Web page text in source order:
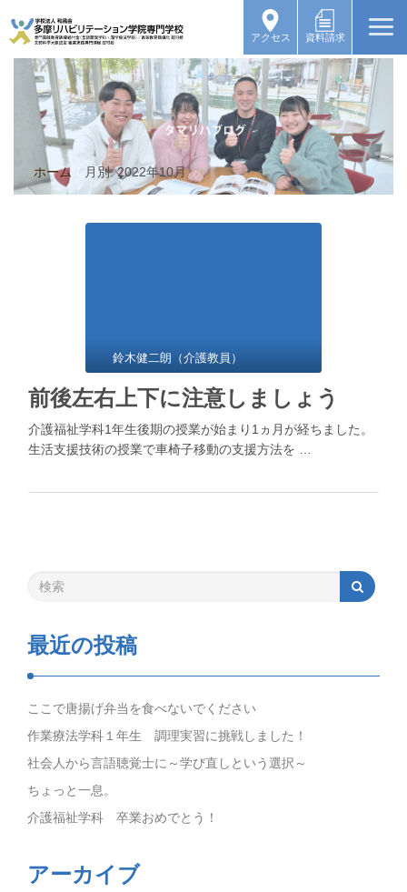
アクセス 資料請求
ホーム / 月別: 2022年10月
鈴木健二朗（介護教員）
前後左右上下に注意しましょう
介護福祉学科1年生後期の授業が始まり1ヵ月が経ちました。
生活支援技術の授業で車椅子移動の支援方法を …
最近の投稿
ここで唐揚げ弁当を食べないでください
作業療法学科１年生 調理実習に挑戦しました！
社会人から言語聴覚士に～学び直しという選択～
ちょっと一息。
介護福祉学科 卒業おめでとう！
アーカイブ